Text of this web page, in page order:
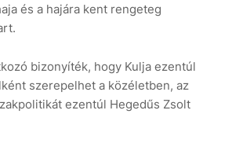
és a hajára kent rengeteg
bizonyíték, hogy Kulja ezentúl
szerepelhet a közéletben, az
ezentúl Hegedűs Zsolt